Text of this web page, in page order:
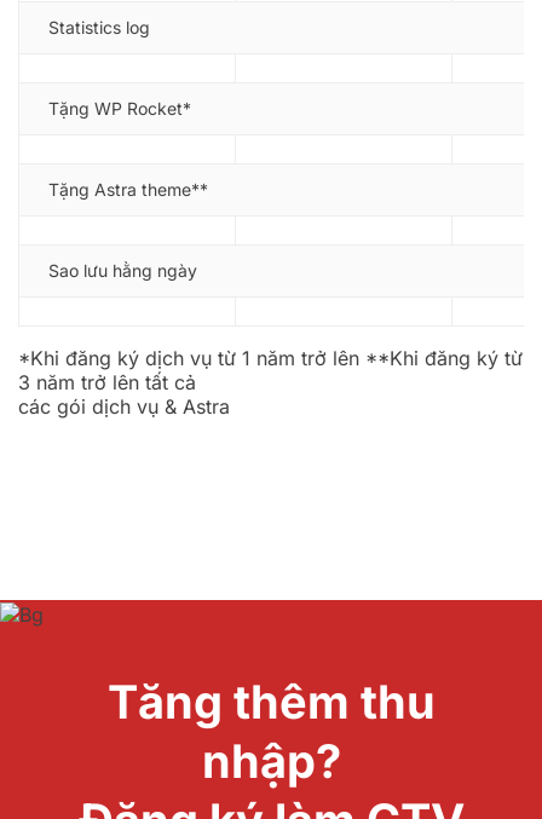
Statistics log
Tặng WP Rocket*
Tặng Astra theme**
Sao lưu hằng ngày
*Khi đăng ký dịch vụ từ 1 năm trở lên **Khi đăng ký từ
3 năm trở lên tất cả
các gói dịch vụ & Astra
Tăng thêm thu
nhập?